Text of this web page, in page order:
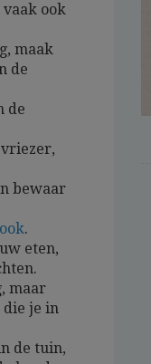
vaak ook
maak
de
de
bewaar
.
eten,
maar
die je in
de tuin,